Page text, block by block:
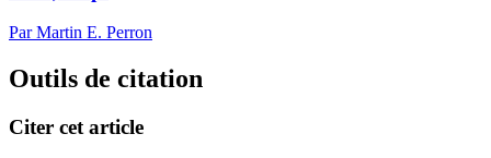
Par Martin E. Perron
Outils de citation
Citer cet article